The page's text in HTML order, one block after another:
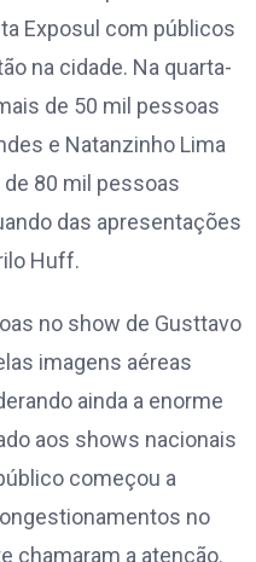
Exposul com públicos
na cidade. Na quarta-
de 50 mil pessoas
e Natanzinho Lima
80 mil pessoas
das apresentações
Huff.
no show de Gusttavo
imagens aéreas
ainda a enorme
aos shows nacionais
começou a
no
chamaram a atenção.